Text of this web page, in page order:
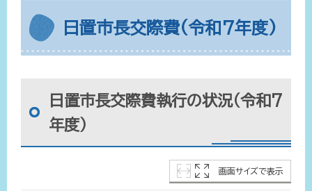
日置市長交際費(令和7年度)
日置市長交際費執行の状況（令和7
年度）
画面サイズで表示